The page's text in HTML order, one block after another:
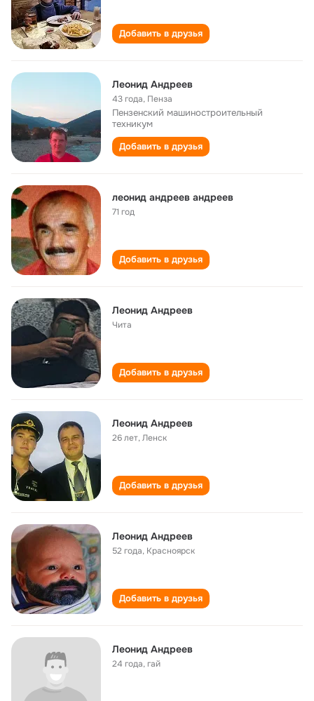
Добавить в друзья
Леонид Андреев
43 года, Пенза
Пензенский машиностроительный
техникум
Добавить в друзья
леонид андреев андреев
71 год
Добавить в друзья
Леонид Андреев
Чита
Добавить в друзья
Леонид Андреев
26 лет,Ленск
Добавить в друзья
Леонид Андреев
52 года, Красноярск
Добавить в друзья
Леонид Андреев
24 года,гай